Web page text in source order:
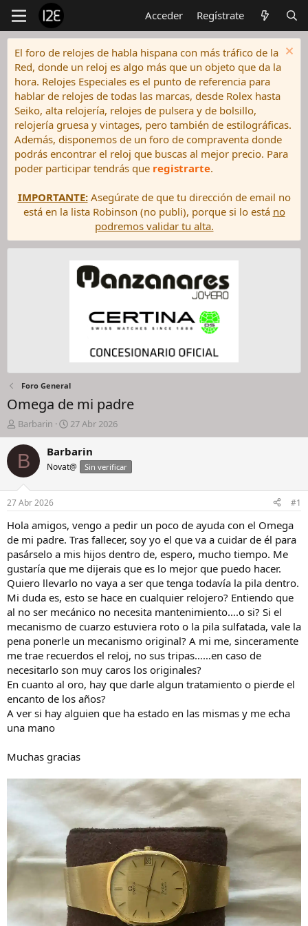
Acceder Regístrate
El foro de relojes de habla hispana con más tráfico de la
Red, donde un reloj es algo más que un objeto que da la
hora. Relojes Especiales es el punto de referencia para
hablar de relojes de todas las marcas, desde Rolex hasta
Seiko, alta relojería, relojes de pulsera y de bolsillo,
relojería gruesa y vintages, pero también de estilográficas.
Además, disponemos de un foro de compraventa donde
podrás encontrar el reloj que buscas al mejor precio. Para
poder participar tendrás que registrarte.
IMPORTANTE:Asegúrate de que tu dirección de email no
está en la lista Robinson (no publi), porque si lo está no
podremos validar tu alta.
Foro General
Omega de mi padre
I
n
i
c
a
d
o
r
e
l
h
i
l
o
Barbarin
F
e
c
a
i
n
i
c
i
o
27 Abr 2026
B Barbarin
Novat@ Sin verificar
27 Abr 2026 #1
Hola amigos, vengo a pedir un poco de ayuda con el Omega
de mi padre. Tras fallecer, soy yo el que va a cuidar de él para
pasárselo a mis hijos dentro de, espero, mucho tiempo. Me
gustaría que me dijerais que es lo mejor que puedo hacer.
Quiero llevarlo no vaya a ser que tenga todavía la pila dentro.
Mi duda es, esto se hace en cualquier relojero? Entiendo que
al no ser mecánico no necesita mantenimiento….o si? Si el
mecanismo de cuarzo estuviera roto o la pila sulfatada, vale la
pena ponerle un mecanismo original? A mi me, sinceramente
me trae recuerdos el reloj, no sus tripas……en caso de
necesitarlo son muy caros los originales?
En cuanto al oro, hay que darle algun tratamiento o pierde el
encanto de los años?
A ver si hay alguien que ha estado en las mismas y me echa
una mano
Muchas gracias